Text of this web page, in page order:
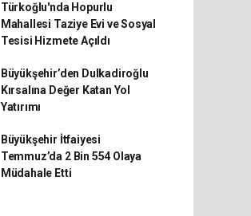
Türkoğlu'nda Hopurlu
Mahallesi Taziye Evi ve Sosyal
Tesisi Hizmete Açıldı
Büyükşehir’den Dulkadiroğlu
Kırsalına Değer Katan Yol
Yatırımı
Büyükşehir İtfaiyesi
Temmuz’da 2 Bin 554 Olaya
Müdahale Etti